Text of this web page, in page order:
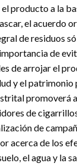
producto a la
el acuerdo
de residuos
de
de arrojar el
y el patrimonio
promoverá
de
de
acerca de los
el agua y la